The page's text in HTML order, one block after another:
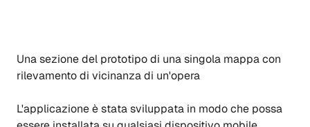
Una sezione del prototipo di una singola mappa con
rilevamento di vicinanza di un'opera
L'applicazione è stata sviluppata in modo che possa